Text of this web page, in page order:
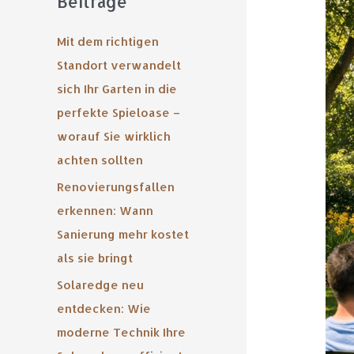
Mit dem richtigen
Standort verwandelt
sich Ihr Garten in die
perfekte Spieloase –
worauf Sie wirklich
achten sollten
Renovierungsfallen
erkennen: Wann
Sanierung mehr kostet
als sie bringt
Solaredge neu
entdecken: Wie
moderne Technik Ihre
sich
Ihr
in
die
–
Sie